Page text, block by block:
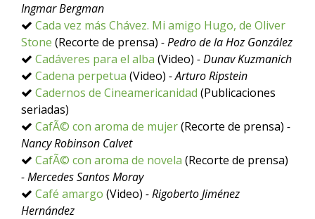
Ingmar Bergman
Cada vez más Chávez. Mi amigo Hugo, de Oliver
Stone (Recorte de prensa) - Pedro de la Hoz González
Cadáveres para el alba (Video) - Dunav Kuzmanich
Cadena perpetua (Video) - Arturo Ripstein
Cadernos de Cineamericanidad (Publicaciones
seriadas)
CafÃ© con aroma de mujer(Recorte de prensa) -
Nancy Robinson Calvet
CafÃ© con aroma de novela (Recorte de prensa)
- Mercedes Santos Moray
Café amargo (Video) - Rigoberto Jiménez
Hernández